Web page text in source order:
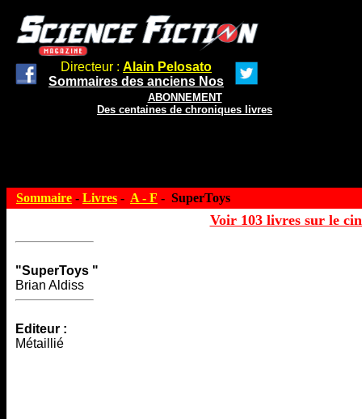
Directeur : Alain Pelosato
Sommaires des anciens Nos
ABONNEMENT
Des centaines de chroniques livres
Sommaire - Livres - A - F - SuperToys
Voir 103 livres sur le
"SuperToys "
Brian Aldiss
Editeur :
Métaillié